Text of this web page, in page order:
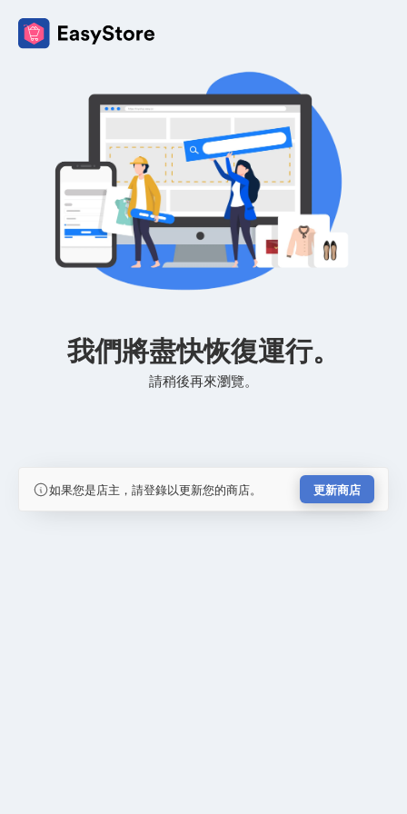
我們將盡快恢復運行。
請稍後再來瀏覽。
如果您是店主，請登錄以更新您的商店。 更新商店